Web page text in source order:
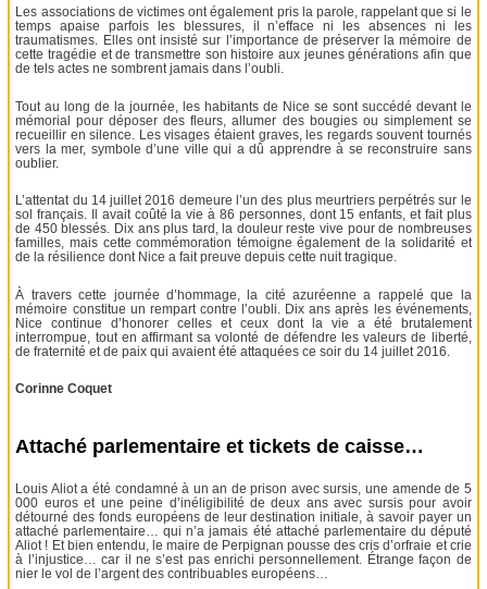
Les associations de victimes ont également pris la parole, rappelant que si le
temps apaise parfois les blessures, il n’efface ni les absences ni les
traumatismes. Elles ont insisté sur l’importance de préserver la mémoire de
cette tragédie et de transmettre son histoire aux jeunes générations afin que
de tels actes ne sombrent jamais dans l’oubli.
Tout au long de la journée, les habitants de Nice se sont succédé devant le
mémorial pour déposer des fleurs, allumer des bougies ou simplement se
recueillir en silence. Les visages étaient graves, les regards souvent tournés
vers la mer, symbole d’une ville qui a dû apprendre à se reconstruire sans
oublier.
L’attentat du 14 juillet 2016 demeure l’un des plus meurtriers perpétrés sur le
sol français. Il avait coûté la vie à 86 personnes, dont 15 enfants, et fait plus
de 450 blessés. Dix ans plus tard, la douleur reste vive pour de nombreuses
familles, mais cette commémoration témoigne également de la solidarité et
de la résilience dont Nice a fait preuve depuis cette nuit tragique.
À travers cette journée d’hommage, la cité azuréenne a rappelé que la
mémoire constitue un rempart contre l’oubli. Dix ans après les événements,
Nice continue d’honorer celles et ceux dont la vie a été brutalement
interrompue, tout en affirmant sa volonté de défendre les valeurs de liberté,
de fraternité et de paix qui avaient été attaquées ce soir du 14 juillet 2016.
Corinne Coquet
Attaché parlementaire et tickets de caisse…
Louis Aliot a été condamné à un an de prison avec sursis, une amende de 5
000 euros et une peine d’inéligibilité de deux ans avec sursis pour avoir
détourné des fonds européens de leur destination initiale, à savoir payer un
attaché parlementaire… qui n’a jamais été attaché parlementaire du député
Aliot ! Et bien entendu, le maire de Perpignan pousse des cris d’orfraie et crie
à l’injustice… car il ne s’est pas enrichi personnellement. Étrange façon de
nier le vol de l’argent des contribuables européens…